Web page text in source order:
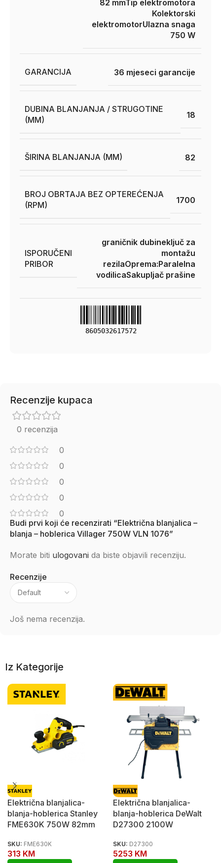
82 mmTip elektromotora
Kolektorski
elektromotorUlazna snaga
750 W
GARANCIJA 36 mjeseci garancije
DUBINA BLANJANJA / STRUGOTINE
(MM)
18
ŠIRINA BLANJANJA (MM) 82
BROJ OBRTAJA BEZ OPTEREĆENJA
(RPM)
1700
ISPORUČENI
PRIBOR
graničnik dubineključ za
montažu
rezilaOprema:Paralelna
vodilicaSakupljač prašine
8605032617572
Recenzije kupaca
0 recenzija
0
0
0
0
0
Recenzije
Još nema recenzija.
Budi prvi koji će recenzirati “Električna blanjalica –
blanja – hoblerica Villager 750W VLN 1076”
Morate biti ulogovani da biste objavili recenziju.
Iz Kategorije
Električna blanjalica-
blanja-hoblerica Stanley
FME630K 750W 82mm
SKU: FME630K
313 KM
Električna blanjalica-
blanja-hoblerica DeWalt
D27300 2100W
SKU: D27300
5253 KM